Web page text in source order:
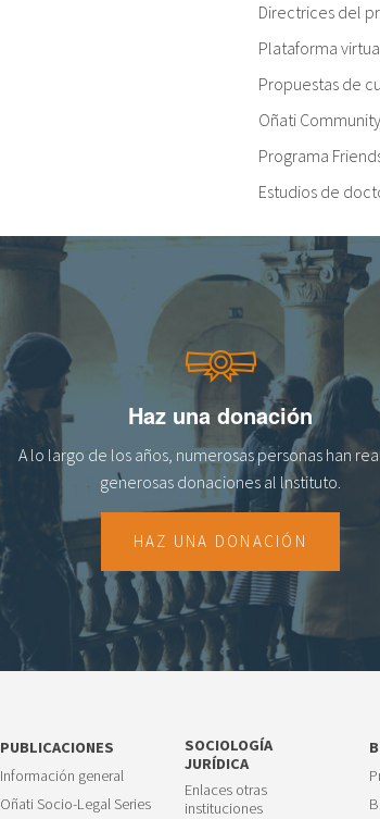
Directrices del
Plataforma
Propuestas de
Oñati Community
Programa
Estudios de
Haz una donación
A lo largo de los años, numerosas personas han
generosas donaciones al lnstituto.
HAZ UNA DONACIÓN
PUBLICACIONES
Información general
Oñati Socio-Legal Series
SOCIOLOGÍA
JURÍDICA
Enlaces otras
instituciones